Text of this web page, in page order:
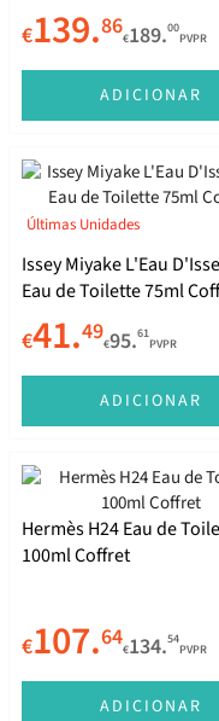
€139.86€189.00
PVPR
ADICIONAR
Últimas Unidades
Issey Miyake L'Eau
Eau de Toilette 75ml
€41.49€95.61
PVPR
ADICIONAR
Hermès H24 Eau de
100ml Coffret
€107.64€134.54
PVPR
ADICIONAR